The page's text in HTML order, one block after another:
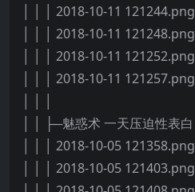
│ │ │ 2018-10-11 121244.png
│ │ │ 2018-10-11 121248.png
│ │ │ 2018-10-11 121252.png
│ │ │ 2018-10-11 121257.png
│ │ ├─魅惑术 一天压迫性表白
│ │ │ 2018-10-05 121358.png
│ │ │ 2018-10-05 121403.png